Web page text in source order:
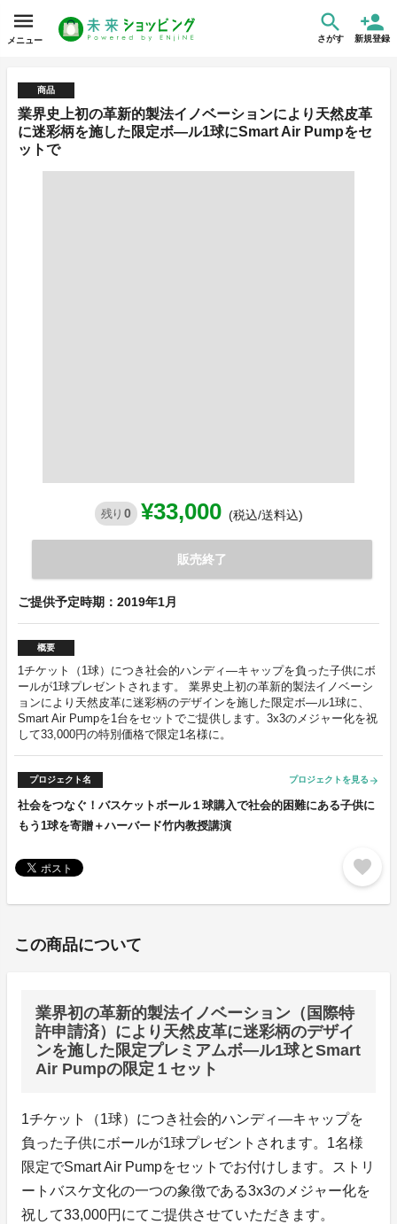
メニュー さがす 新規登録
商品
業界史上初の革新的製法イノベーションにより天然皮革
に迷彩柄を施した限定ボ―ル1球にSmart Air Pumpをセ
ットで
残り 0 ¥33,000 (税込/送料込)
販売終了
ご提供予定時期：2019年1月
概要
1チケット（1球）につき社会的ハンディ―キャップを負った子供にボ
ールが1球プレゼントされます。 業界史上初の革新的製法イノベーシ
ョンにより天然皮革に迷彩柄のデザインを施した限定ボ―ル1球に、
Smart Air Pumpを1台をセットでご提供します。3x3のメジャー化を祝
して33,000円の特別価格で限定1名様に。
プロジェクト名 プロジェクトを見る arrow_forward
社会をつなぐ！バスケットボール１球購入で社会的困難にある子供に
もう1球を寄贈＋ハーバード竹内教授講演
favorite
この商品について
業界初の革新的製法イノベーション（国際特
許申請済）により天然皮革に迷彩柄のデザイ
ンを施した限定プレミアムボ―ル1球とSmart
Air Pumpの限定１セット
1チケット（1球）につき社会的ハンディ―キャップを
負った子供にボールが1球プレゼントされます。1名様
限定でSmart Air Pumpをセットでお付けします。ストリ
ートバスケ文化の一つの象徴である3x3のメジャー化を
祝して33,000円にてご提供させていただきます。